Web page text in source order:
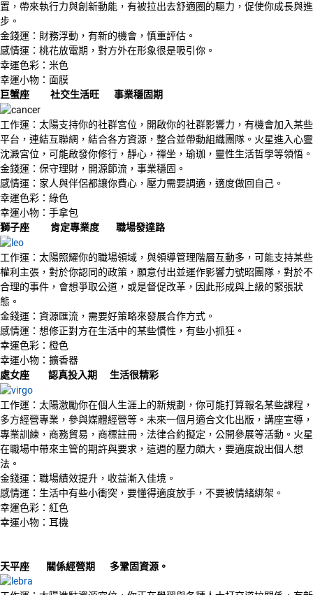
置，帶來執行力與創新動能，有被拉出去舒適圈的驅力，促使你成長與進
步。
金錢運：財務浮動，有新的機會，慎重評估。
感情運：桃花放電期，對方外在形象很是吸引你。
幸運色彩：米色
幸運小物：面膜
巨蟹座 社交生活旺 事業穩固期
工作運：太陽支持你的社群宮位，開啟你的社群影響力，有機會加入某些
平台，連結互聯網，結合各方資源，整合並帶動組織團隊。火星進入心靈
沈澱宮位，可能啟發你修行，靜心，禪坐，瑜珈，靈性生活哲學等領悟。
金錢運：保守理財，開源節流，事業穩固。
感情運：家人與伴侶都讓你費心，壓力需要調適，適度做回自己。
幸運色彩：綠色
幸運小物：手拿包
獅子座 肯定專業度 職場發達路
工作運：太陽照耀你的職場領域，與領導管理階層互動多，可能支持某些
權利主張，對於你認同的政策，願意付出並運作影響力號昭團隊，對於不
合理的事件，會想爭取公道，或是督促改革，因此形成與上級的緊張狀
態。
金錢運：資源匯流，需要好策略來發展合作方式。
感情運：想修正對方在生活中的某些慣性，有些小抓狂。
幸運色彩：橙色
幸運小物：擴香器
處女座 認真投入期 生活很精彩
工作運：太陽激勵你在個人生涯上的新規劃，你可能打算報名某些課程，
多方經營專業，參與媒體經營等。未來一個月適合文化出版，講座宣導，
專業訓練，商務貿易，商標註冊，法律合約擬定，公開參展等活動。火星
在職場中帶來主管的期許與要求，這週的壓力頗大，要適度說出個人想
法。
金錢運：職場績效提升，收益漸入佳境。
感情運：生活中有些小衝突，要懂得適度放手，不要被情緒綁架。
幸運色彩：紅色
幸運小物：耳機
天平座 關係經營期 多鞏固資源。